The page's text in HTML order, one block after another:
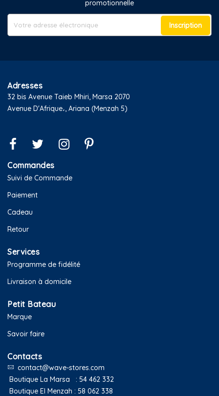
promotionnelle
Inscription
Adresses
32 bis Avenue Taieb Mhiri, Marsa 2070
Avenue D'Afrique،, Ariana (Menzah 5)
Commandes
Suivi de Commande
Paiement
Cadeau
Retour
Services
Programme de fidélité
Livraison à domicile
Petit Bateau
Marque
Savoir faire
Contacts
contact@wave-stores.com
Boutique La Marsa : 54 462 332
Boutique El Menzah : 58 062 338